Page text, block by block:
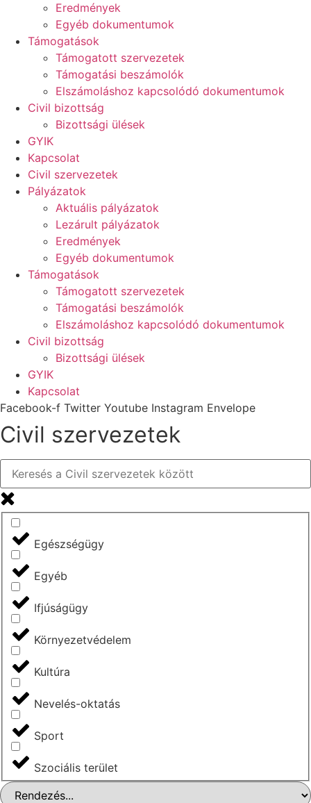
Eredmények
Egyéb dokumentumok
Támogatások
Támogatott szervezetek
Támogatási beszámolók
Elszámoláshoz kapcsolódó dokumentumok
Civil bizottság
Bizottsági ülések
GYIK
Kapcsolat
Civil szervezetek
Pályázatok
Aktuális pályázatok
Lezárult pályázatok
Eredmények
Egyéb dokumentumok
Támogatások
Támogatott szervezetek
Támogatási beszámolók
Elszámoláshoz kapcsolódó dokumentumok
Civil bizottság
Bizottsági ülések
GYIK
Kapcsolat
Facebook-f Twitter Youtube Instagram Envelope
Civil szervezetek
Egészségügy
Egyéb
Ifjúságügy
Környezetvédelem
Kultúra
Nevelés-oktatás
Sport
Szociális terület